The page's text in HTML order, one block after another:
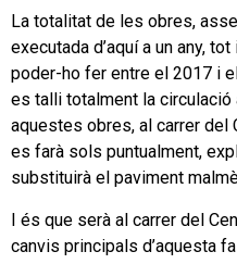
La totalitat de les obres,
executada d’aquí a un any,
poder-ho fer entre el 2017 i
es talli totalment la
aquestes obres, al carrer del
es farà sols puntualment,
substituirà el paviment
I és que serà al carrer del
canvis principals d’aquesta